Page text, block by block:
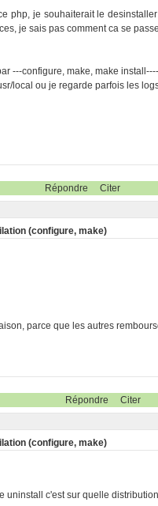
php, je souhaiterait le
je sais pas comment ca se
---configure, make, make install----
local ou je regarde parfois les
Répondre Citer
(configure, make)
parce que les autres
Répondre Citer
(configure, make)
uninstall c'est sur quelle